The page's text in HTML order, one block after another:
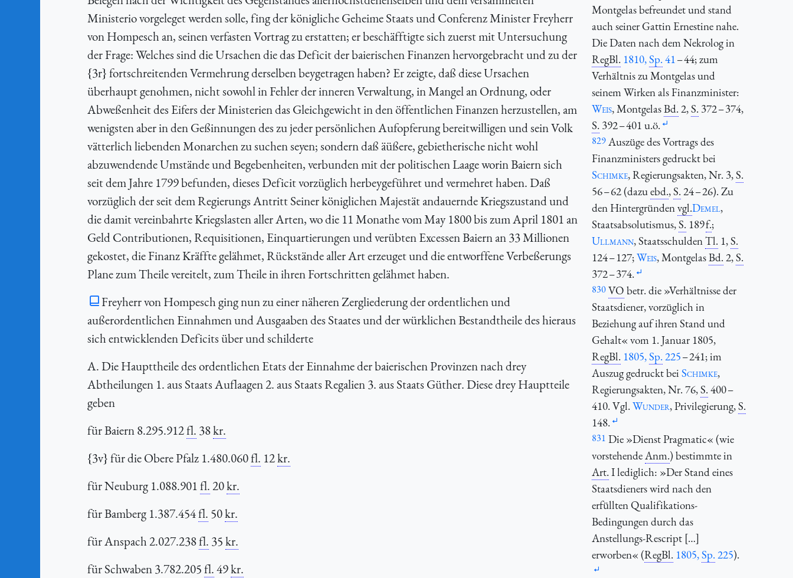
Ministerio vorgeleget werden solle, fing der königliche Geheime Staats und Conferenz Minister Freyherr
von Hompesch an, seinen verfasten Vortrag zu erstatten; er beschäfftigte sich zuerst mit Untersuchung
der Frage: Welches sind die Ursachen die das Deficit der baierischen Finanzen hervorgebracht und zu der
{3r} fortschreitenden Vermehrung derselben beygetragen haben? Er zeigte, daß diese Ursachen
überhaupt genohmen, nicht sowohl in Fehler der inneren Verwaltung, in Mangel an Ordnung, oder
Abweßenheit des Eifers der Ministerien das Gleichgewicht in den öffentlichen Finanzen herzustellen, am
wenigsten aber in den Geßinnungen des zu jeder persönlichen Aufopferung bereitwilligen und sein Volk
vätterlich liebenden Monarchen zu suchen seyen; sondern daß äüßere, gebietherische nicht wohl
abzuwendende Umstände und Begebenheiten, verbunden mit der politischen Laage worin Baiern sich
seit dem Jahre 1799 befunden, dieses Deficit vorzüglich herbeygeführet und vermehret haben. Daß
vorzüglich der seit dem Regierungs Antritt Seiner königlichen Majestät andauernde Kriegszustand und
die damit vereinbahrte Kriegslasten aller Arten, wo die 11 Monathe vom May 1800 bis zum April 1801 an
Geld Contributionen, Requisitionen, Einquartierungen und verübten Excessen Baiern an 33 Millionen
gekostet, die Finanz Kräffte gelähmet, Rückstände aller Art erzeuget und die entworffene Verbeßerungs
Plane zum Theile vereitelt, zum Theile in ihren Fortschritten gelähmet haben.
Freyherr von Hompesch ging nun zu einer näheren Zergliederung der ordentlichen und
außerordentlichen Einnahmen und Ausgaaben des Staates und der würklichen Bestandtheile des hieraus
sich entwicklenden Deficits über und schilderte
A. Die Haupttheile des ordentlichen Etats der Einnahme der baierischen Provinzen nach drey
Abtheilungen 1. aus Staats Auflaagen 2. aus Staats Regalien 3. aus Staats Güther. Diese drey Hauptteile
geben
für Baiern 8.295.912fl. 38kr.
{3v} für die Obere Pfalz 1.480.060fl. 12kr.
für Neuburg 1.088.901fl.20kr.
für Bamberg 1.387.454fl. 50kr.
für Anspach 2.027.238fl. 35kr.
für Schwaben 3.782.205fl.49kr.
Montgelas befreundet und stand
auch seiner Gattin Ernestine nahe.
Die Daten nach dem Nekrolog in
RegBl. 1810,Sp.41– 44; zum
Verhältnis zu Montgelas und
seinem Wirken als Finanzminister:
Weis, MontgelasBd.2,S. 372 – 374,
S. 392 – 401 u.ö.
829Auszüge des Vortrags des
Finanzministers gedruckt bei
Schimke, Regierungsakten, Nr. 3,S.
56 – 62 (dazuebd.,S.24 – 26). Zu
den Hintergründenvgl.Demel,
Staatsabsolutismus,S. 189f.;
Ullmann, StaatsschuldenTl. 1,S.
124 – 127;Weis, MontgelasBd.2,S.
372 – 374.
830VO betr. die »Verhältnisse der
Staatsdiener, vorzüglich in
Beziehung auf ihren Stand und
Gehalt« vom 1. Januar 1805,
RegBl. 1805,Sp.225– 241; im
Auszug gedruckt bei Schimke,
Regierungsakten, Nr. 76,S.400 –
410. Vgl.Wunder, Privilegierung,S.
148.
831 Die »Dienst Pragmatic« (wie
vorstehendeAnm.) bestimmte in
Art.I lediglich: »Der Stand eines
Staatsdieners wird nach den
erfüllten Qualifikations-
Bedingungen durch das
Anstellungs-Rescript […]
erworben« (RegBl. 1805,Sp.225).